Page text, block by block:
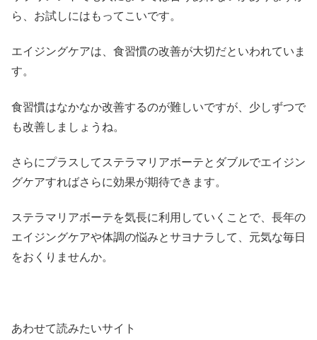
ら、お試しにはもってこいです。
エイジングケアは、食習慣の改善が大切だといわれていま
す。
食習慣はなかなか改善するのが難しいですが、少しずつで
も改善しましょうね。
さらにプラスしてステラマリアボーテとダブルでエイジン
グケアすればさらに効果が期待できます。
ステラマリアボーテを気長に利用していくことで、長年の
エイジングケアや体調の悩みとサヨナラして、元気な毎日
をおくりませんか。
あわせて読みたいサイト